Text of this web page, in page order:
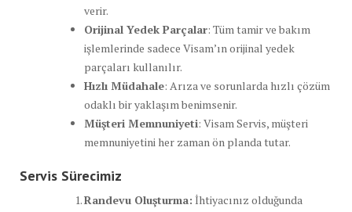
verir.
Orijinal Yedek Parçalar: Tüm tamir ve bakım
işlemlerinde sadece Visam’ın orijinal yedek
parçaları kullanılır.
Hızlı Müdahale: Arıza ve sorunlarda hızlı çözüm
odaklı bir yaklaşım benimsenir.
Müşteri Memnuniyeti: Visam Servis, müşteri
memnuniyetini her zaman ön planda tutar.
Servis Sürecimiz
Randevu Oluşturma: İhtiyacınız olduğunda